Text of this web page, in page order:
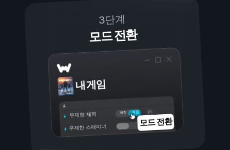
3단계
모드 전환
내 게임
켜짐
꺼짐
무제한 체력
무제한 스태미너 모드 전환